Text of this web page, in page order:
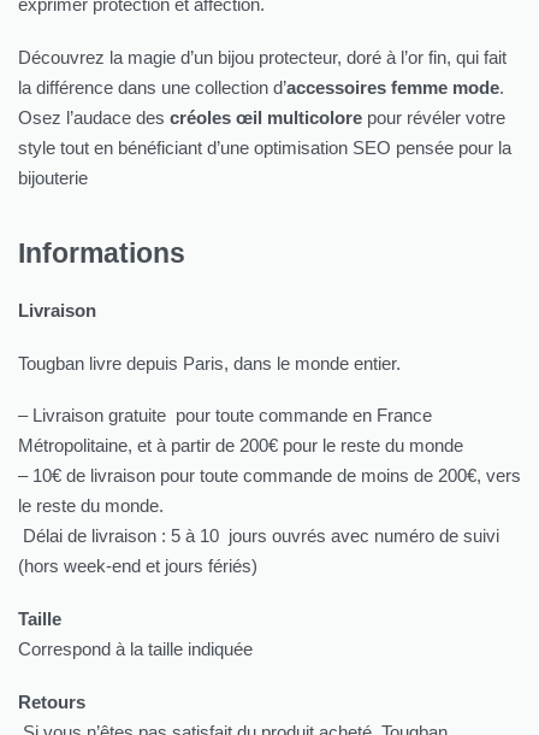
exprimer protection et affection.
Découvrez la magie d’un bijou protecteur, doré à l’or fin, qui fait
la différence dans une collection d’accessoires femme mode.
Osez l’audace des créoles œil multicolore pour révéler votre
style tout en bénéficiant d’une optimisation SEO pensée pour la
bijouterie
Informations
Livraison
Tougban livre depuis Paris, dans le monde entier.
– Livraison gratuite pour toute commande en France
Métropolitaine, et à partir de 200€ pour le reste du monde
– 10€ de livraison pour toute commande de moins de 200€, vers
le reste du monde.
Délai de livraison : 5 à 10 jours ouvrés avec numéro de suivi
(hors week-end et jours fériés)
Taille
Correspond à la taille indiquée
Retours